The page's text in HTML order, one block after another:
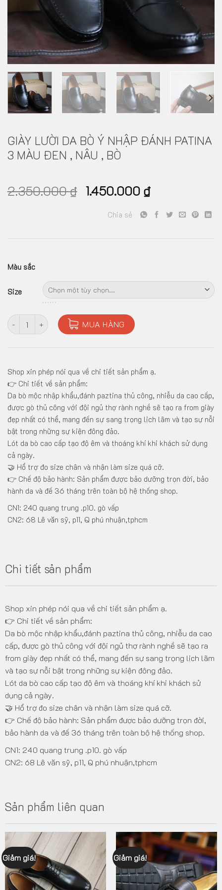
GIÀY LƯỜI DA BÒ Ý NHẬP ĐÁNH PATINA
3 MÀU ĐEN , NÂU , BÒ
2.350.000₫ 1.450.000 ₫
Chia sẻ
Màu sắc
Size
GIÀY LƯỜI DA BÒ Ý NHẬP ĐÁNH PATINA 3 MÀU ĐEN , NÂU , BÒ
MUA HÀNG
Shop xin phép nói qua về chi tiết sản phẩm ạ.
👉 Chi tiết về sản phẩm:
Da bò mộc nhập khẩu,đánh paztina thủ công, nhiễu da cao cấp,
được gò thủ công với đội ngủ thợ rành nghề sẽ tạo ra from giày
đẹp nhất có thể, mang đến sự sang trọng lịch lãm và tạo sự nỗi
bật trong những sự kiện đông đảo.
Lót da bò cao cấp tạo độ êm và thoáng khí khi khách sử dụng
cả ngày.
🤝 Hổ trợ đo size chân và nhận làm size quá cỡ.
👉 Chế độ bảo hành: Sản phẩm được bảo dưỡng trọn đời, bảo
hành da và đế 36 tháng trên toàn bộ hệ thống shop.
CN1: 240 quang trung .p10. gò vấp
CN2: 68 Lê văn sỹ, p11, Q phú nhuận,tphcm
Chi tiết sản phẩm
Shop xin phép nói qua về chi tiết sản phẩm ạ.
👉 Chi tiết về sản phẩm:
Da bò mộc nhập khẩu,đánh paztina thủ công, nhiễu da cao
cấp, được gò thủ công với đội ngủ thợ rành nghề sẽ tạo ra
from giày đẹp nhất có thể, mang đến sự sang trọng lịch lãm
và tạo sự nỗi bật trong những sự kiện đông đảo.
Lót da bò cao cấp tạo độ êm và thoáng khí khi khách sử
dụng cả ngày.
🤝 Hổ trợ đo size chân và nhận làm size quá cỡ.
👉 Chế độ bảo hành: Sản phẩm được bảo dưỡng trọn đời,
bảo hành da và đế 36 tháng trên toàn bộ hệ thống shop.
CN1: 240 quang trung .p10. gò vấp
CN2: 68 Lê văn sỹ, p11, Q phú nhuận,tphcm
Sản phẩm liên quan
Giảm giá! Giảm giá!